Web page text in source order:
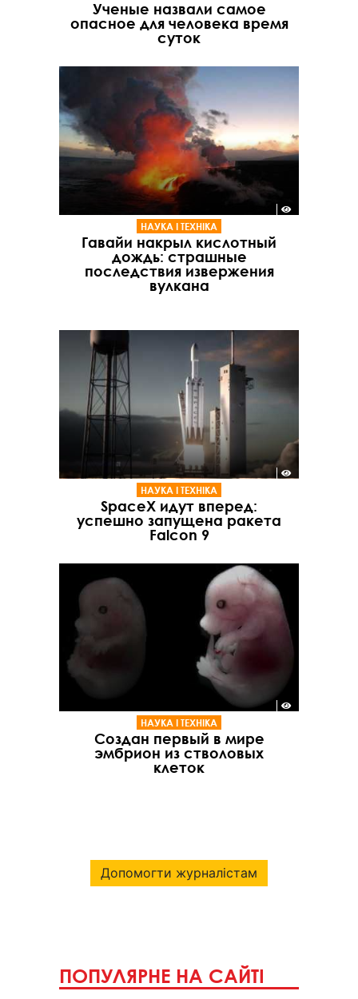
Ученые назвали самое
опасное для человека время
суток
НАУКА І ТЕХНІКА
Гавайи накрыл кислотный
дождь: страшные
последствия извержения
вулкана
НАУКА І ТЕХНІКА
SpaceX идут вперед:
успешно запущена ракета
Falcon 9
НАУКА І ТЕХНІКА
Создан первый в мире
эмбрион из стволовых
клеток
Допомогти журналістам
ПОПУЛЯРНЕ НА САЙТІ